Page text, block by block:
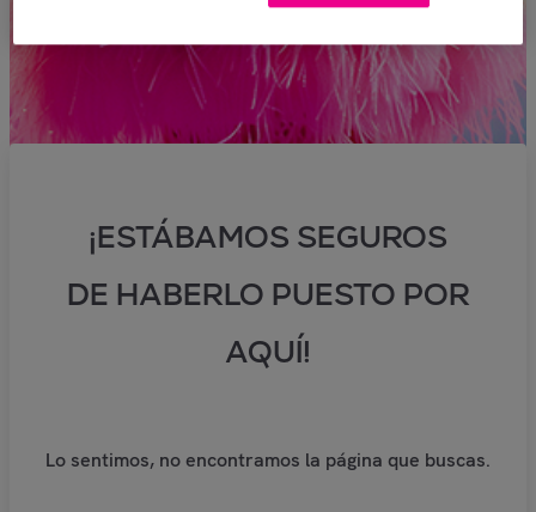
¡ESTÁBAMOS SEGUROS
DE HABERLO PUESTO POR
AQUÍ!
Lo sentimos, no encontramos la página que buscas.